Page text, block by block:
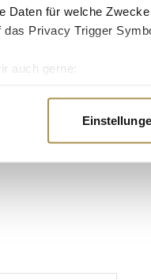
Daten für welche
Privacy Trigger
auch gerne:
persönlichen Daten
Medien, Werbung